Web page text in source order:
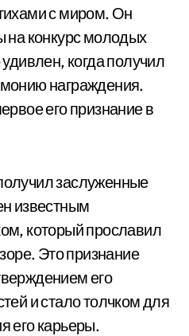
с миром. Он
на конкурс молодых
когда получил
награждения.
его признание в
заслуженные
известным
который прославил
Это признание
его
и стало толчком для
его карьеры.